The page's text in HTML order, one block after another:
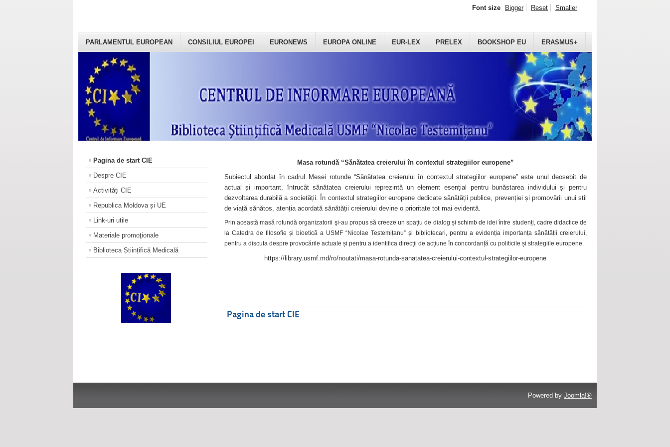
PARLAMENTUL EUROPEAN CONSILIUL EUROPEI EURONEWS EUROPA ONLINE EUR-LEX PRELEX BOOKSHOP EU ERASMUS+
Font size Bigger Reset Smaller
Pagina de start CIE
Despre CIE
Activități CIE
Republica Moldova și UE
Link-uri utile
Materiale promoţionale
Biblioteca Științifică Medicală
Masa rotundă “Sănătatea creierului în contextul strategiilor europene”
Subiectul abordat în cadrul Mesei rotunde “Sănătatea creierului în contextul strategiilor europene” este unul deosebit de
actual și important, întrucât sănătatea creierului reprezintă un element esențial pentru bunăstarea individului și pentru
dezvoltarea durabilă a societății. În contextul strategiilor europene dedicate sănătății publice, prevenției și promovării unui stil
de viață sănătos, atenția acordată sănătății creierului devine o prioritate tot mai evidentă.
Prin această masă rotundă organizatorii şi-au propus să creeze un spațiu de dialog și schimb de idei între studenți, cadre didactice de
la Catedra de filosofie și bioetică a USMF “Nicolae Testemițanu” și bibliotecari, pentru a evidenția importanța sănătății creierului,
pentru a discuta despre provocările actuale și pentru a identifica direcții de acțiune în concordanță cu politicile și strategiile europene.
https://library.usmf.md/ro/noutati/masa-rotunda-sanatatea-creierului-contextul-strategiilor-europene
Pagina de start CIE
Powered by Joomla!®